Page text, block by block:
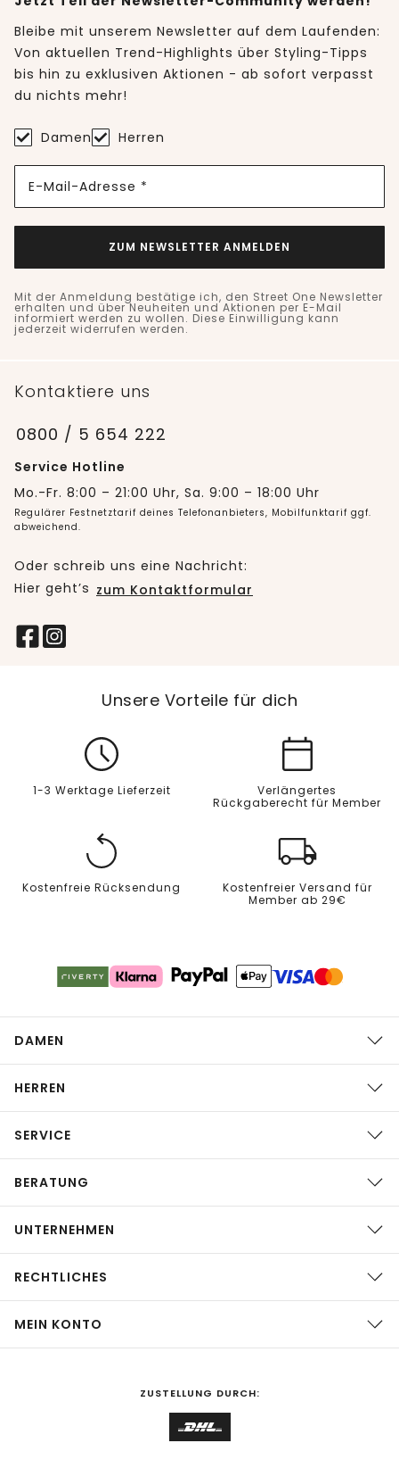
Bleibe mit unserem Newsletter auf dem Laufenden:
Von aktuellen Trend-Highlights über Styling-Tipps
bis hin zu exklusiven Aktionen - ab sofort verpasst
du nichts mehr!
Damen Herren
E-Mail-Adresse *
ZUM NEWSLETTER ANMELDEN
Mit der Anmeldung bestätige ich, den Street One Newsletter
erhalten und über Neuheiten und Aktionen per E-Mail
informiert werden zu wollen. Diese Einwilligung kann
jederzeit widerrufen werden.
Kontaktiere uns
0800 / 5 654 222
Service Hotline
Mo.-Fr. 8:00 – 21:00 Uhr, Sa. 9:00 – 18:00 Uhr
Regulärer Festnetztarif deines Telefonanbieters, Mobilfunktarif ggf.
abweichend.
Oder schreib uns eine Nachricht:
Hier geht’s zum Kontaktformular
Unsere Vorteile für dich
1-3 Werktage Lieferzeit
Verlängertes
Rückgaberecht für Member
Kostenfreie Rücksendung
Kostenfreier Versand für
Member ab 29€
DAMEN
HERREN
SERVICE
BERATUNG
UNTERNEHMEN
RECHTLICHES
MEIN KONTO
ZUSTELLUNG DURCH: